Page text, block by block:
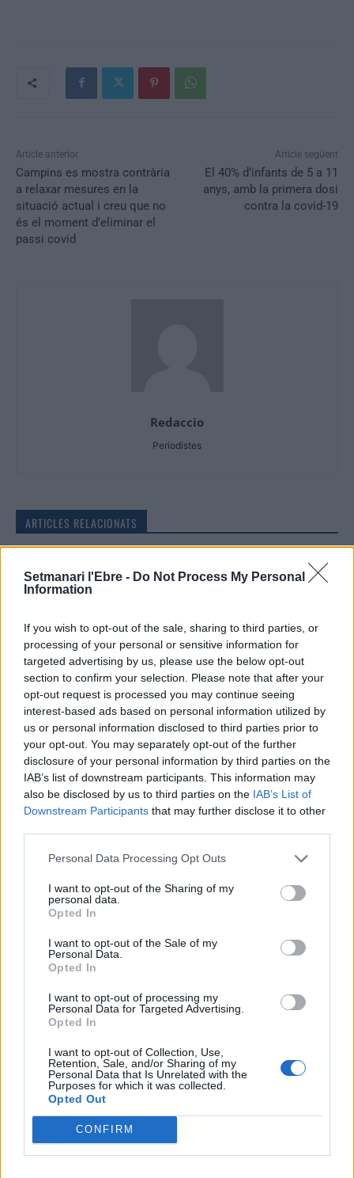
Setmanari l'Ebre - Do Not Process My Personal
Information
If you wish to opt-out of the sale, sharing to third parties, or
processing of your personal or sensitive information for
targeted advertising by us, please use the below opt-out
section to confirm your selection. Please note that after your
opt-out request is processed you may continue seeing
interest-based ads based on personal information utilized by
us or personal information disclosed to third parties prior to
your opt-out. You may separately opt-out of the further
disclosure of your personal information by third parties on the
IAB’s list of downstream participants. This information may
also be disclosed by us to third parties on the IAB’s List of
Downstream Participants that may further disclose it to other
Personal Data Processing Opt Outs
I want to opt-out of the Sharing of my
personal data.
Opted In
I want to opt-out of the Sale of my
Personal Data.
Opted In
I want to opt-out of processing my
Personal Data for Targeted Advertising.
Opted In
I want to opt-out of Collection, Use,
Retention, Sale, and/or Sharing of my
Personal Data that Is Unrelated with the
Purposes for which it was collected.
Opted Out
CONFIRM
Article anterior
Campins es mostra contrària
a relaxar mesures en la
situació actual i creu que no
és el moment d’eliminar el
passi covid
Article següent
El 40% d’infants de 5 a 11
anys, amb la primera dosi
contra la covid-19
Redaccio
Periodistes
ARTICLES RELACIONATS
La Ràpita optarà al Pla de Barris amb un
projecte valorat en 12,5 milions d’euros
Societat
La nova passarel·la entre Pla d’Empúries i
el Grau i la neteja del barranc de la Mina,
primeres escomeses del Pla de Barris
13 de juliol de 2026
Societat
“Escòcia és un país de contradiccions:
salvatge i profundament intel·lectual”
22 de juny de 2026
DEIXA UNA RESPOSTA